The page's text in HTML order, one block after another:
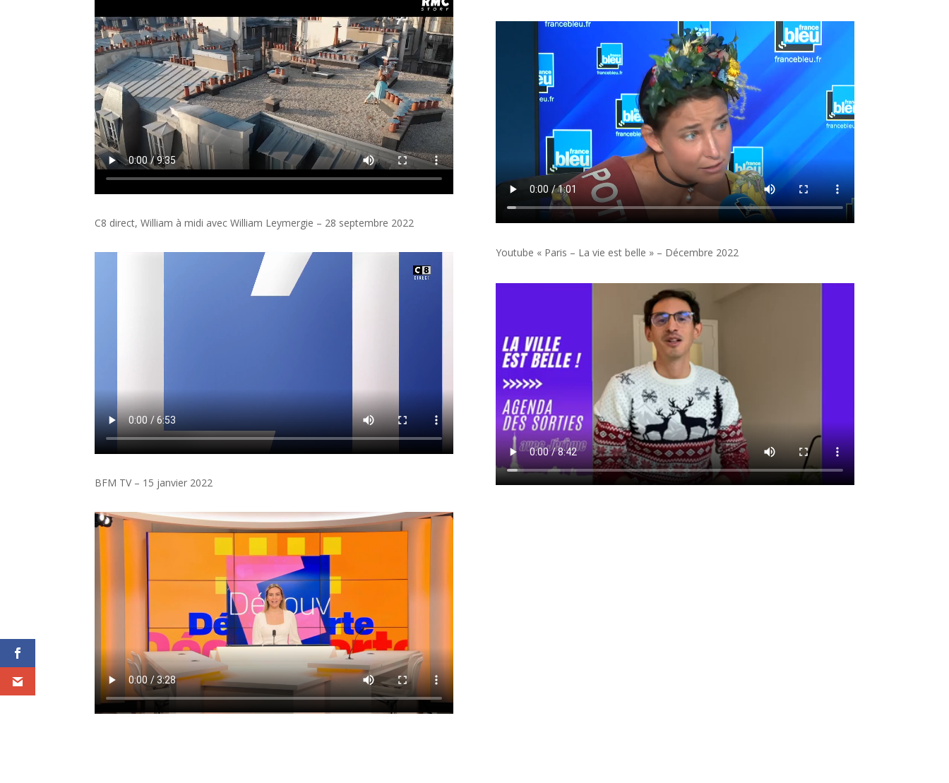
C8 direct, William à midi avecWilliam Leymergie – 28 septembre 2022
BFM TV – 15 janvier 2022
Youtube « Paris – La vie est belle » – Décembre 2022